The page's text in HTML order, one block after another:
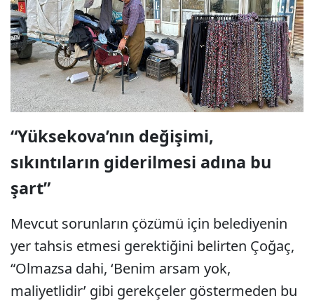
“Yüksekova’nın değişimi,
sıkıntıların giderilmesi adına bu
şart”
Mevcut sorunların çözümü için belediyenin
yer tahsis etmesi gerektiğini belirten Çoğaç,
“Olmazsa dahi, ‘Benim arsam yok,
maliyetlidir’ gibi gerekçeler göstermeden bu